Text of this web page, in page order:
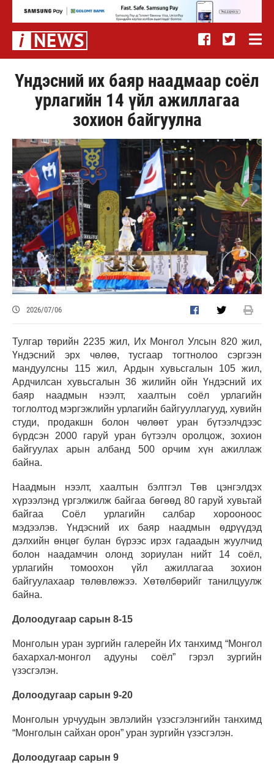
Үндэсний их баяр наадмаар соёл
урлагийн 14 үйл ажиллагаа
зохион байгуулна
2026/07/06
Тулгар төрийн 2235 жил, Их Монгол Улсын 820 жил,
Үндэсний эрх чөлөө, тусгаар тогтнолоо сэргээн
мандуулсны 115 жил, Ардын хувьсгалын 105 жил,
Ардчилсан хувьсгалын 36 жилийн ойн Үндэсний их
баяр наадмын нээлт, хаалтын соёл урлагийн
тоглолтод мэргэжлийн урлагийн байгууллагууд, хувийн
студи, продакшн болон чөлөөт уран бүтээлчдээс
бүрдсэн 2000 гаруй уран бүтээлч оролцож, зохион
байгуулах арын албанд 500 орчим хүн ажиллаж
байна.
Наадмын нээлт, хаалтын бэлтгэл Төв цэнгэлдэх
хүрээлэнд үргэлжилж байгаа бөгөөд 80 гаруй хувьтай
байгаа Соёл урлагийн салбар хорооноос
мэдээлэв. Үндэсний их баяр наадмын өдрүүдэд
дэлхийн өнцөг булан бүрээс ирэх гадаадын жуулчид
болон наадамчин олонд зориулан нийт 14 соёл,
урлагийн томоохон үйл ажиллагаа зохион
байгуулахаар төлөвлөжээ. Хөтөлбөрийг танилцуулж
байна.
Долоодугаар сарын 8-15
Монголын уран зургийн галерейн Их танхимд “Монгол
бахархал-монгол адууны соёл” гэрэл зургийн
үзэсгэлэн.
Долоодугаар сарын 9-20
Монголын урчуудын эвлэлийн үзэсгэлэнгийн танхимд
“Монголын сайхан орон” уран зургийн үзэсгэлэн.
Долоодугаар сарын 9